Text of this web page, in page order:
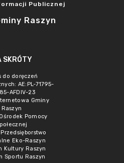
Publicznej
Raszyn
SKRÓTY
do doręczeń
AE:PL-71795-
AFDIV-23
Gminy
Raszyn
Pomocy
Eko-Raszyn
Kultury Raszyn
Sportu Raszyn